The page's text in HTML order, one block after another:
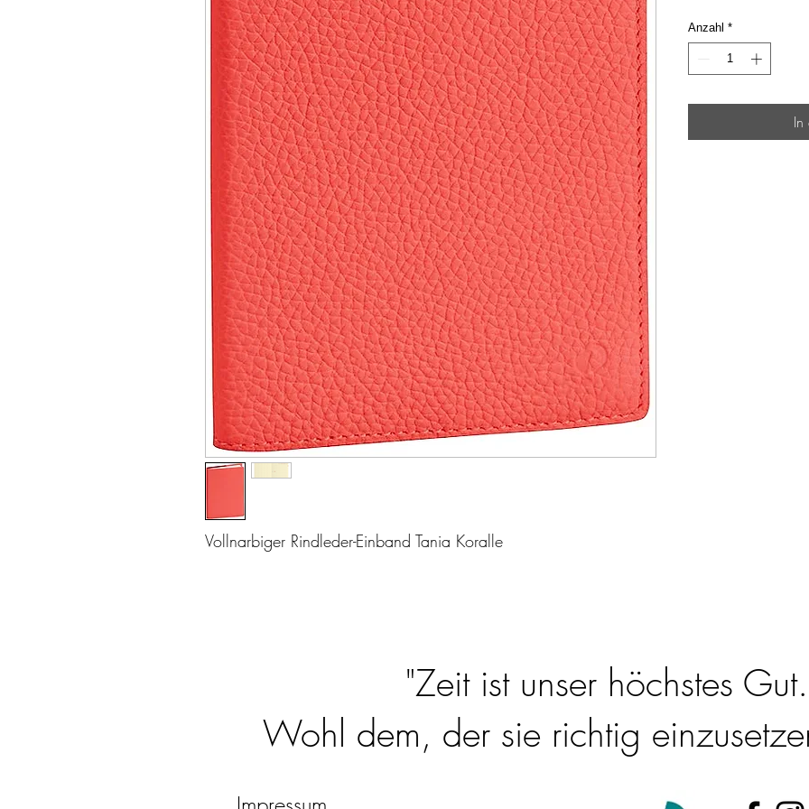
Vollnarbiger Rindleder-Einband Tania Koralle
Anzahl *
"Zeit ist unser höchstes Gut.
Wohl dem, der sie richtig